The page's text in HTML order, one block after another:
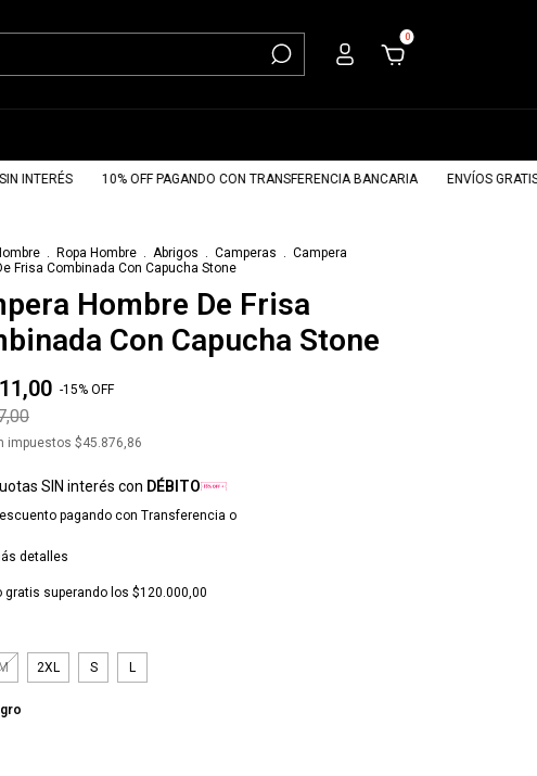
0
10% OFF PAGANDO CON TRANSFERENCIA BANCARIA ENVÍOS GRATIS A
. Ropa Hombre . Abrigos . Camperas . Campera
Frisa Combinada Con Capucha Stone
Hombre De Frisa
Con Capucha Stone
-15% OFF
impuestos $45.876,86
SIN interés con DÉBITO
pagando con Transferencia o
detalles
gratis superando los $120.000,00
M 2XL S L